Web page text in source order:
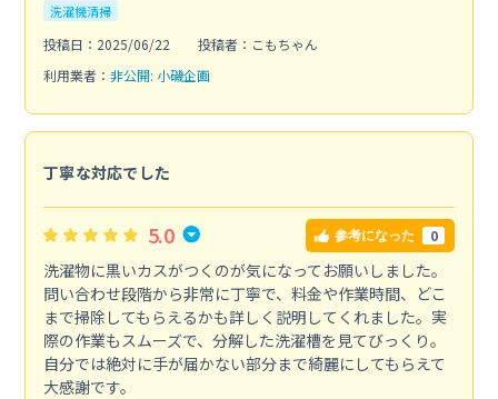
洗濯機清掃
投稿日：2025/06/22
投稿者：こもちゃん
利用業者： 非公開: 小磯企画
丁寧な対応でした
5.0 参考になった 0
洗濯物に黒いカスがつくのが気になってお願いしました。
問い合わせ段階から非常に丁寧で、料金や作業時間、どこ
まで掃除してもらえるかも詳しく説明してくれました。実
際の作業もスムーズで、分解した洗濯槽を見てびっくり。
自分では絶対に手が届かない部分まで綺麗にしてもらえて
大感謝です。